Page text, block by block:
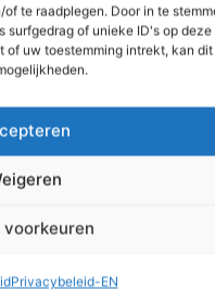
te raadplegen. Door in te
of unieke ID's op deze
uw toestemming intrekt, kan
voorkeuren
Privacybeleid-EN
information